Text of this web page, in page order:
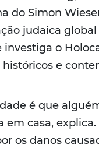
do Simon
judaica
investiga o
e
é que
em casa,
os danos